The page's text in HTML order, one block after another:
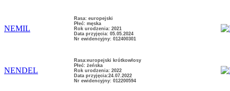
NEMIL
Rasa: europejski
Płeć: męska
Rok urodzenia: 2021
Data przyjęcia: 05.05.2024
Nr ewidencyjny: 012400301
NENDEL
Rasa:europejski krótkowłosy
Płeć: żeńska
Rok urodzenia: 2022
Data przyjęcia:24.07.2022
Nr ewidencyjny: 012200594